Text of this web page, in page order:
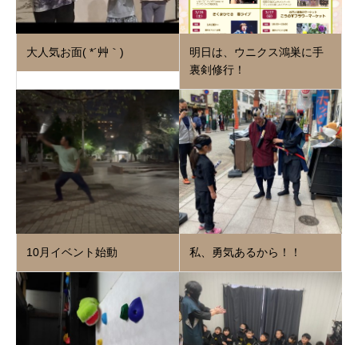
大人気お面( *´艸｀)
明日は、ウニクス鴻巣に手
裏剣修行！
10月イベント始動 私、勇気あるから！！